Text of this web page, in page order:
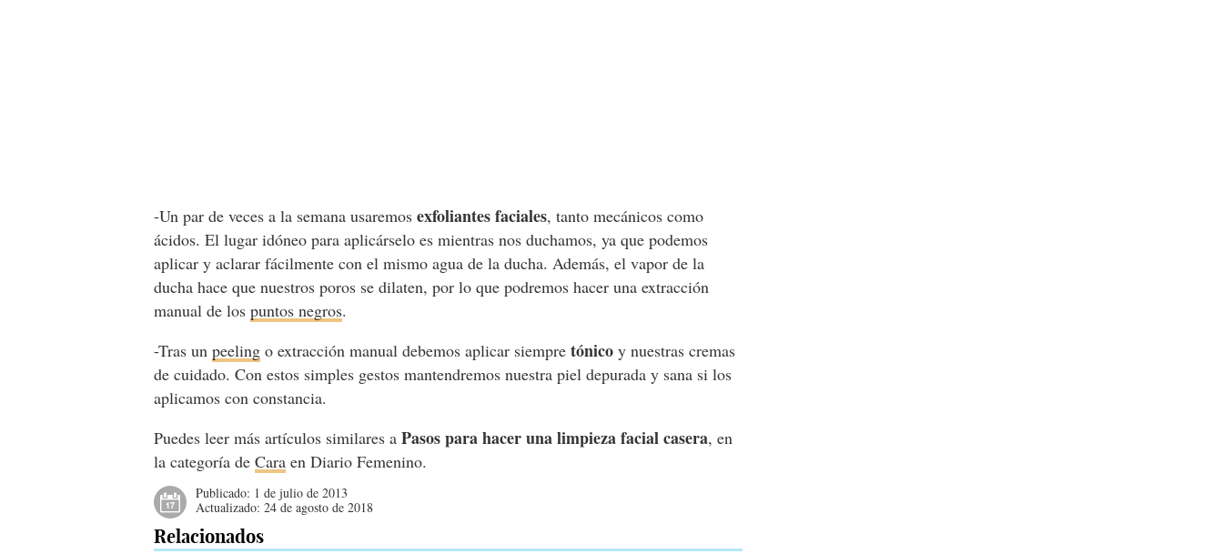
-Un par de veces a la semana usaremosexfoliantes faciales, tanto mecánicos como
ácidos. El lugar idóneo para aplicárselo es mientras nos duchamos, ya que podemos
aplicar y aclarar fácilmente con el mismo agua de la ducha. Además, el vapor de la
ducha hace que nuestros poros se dilaten, por lo que podremos hacer una extracción
manual de lospuntos negros.
-Tras unpeeling o extracción manual debemos aplicar siempretónico y nuestras cremas
de cuidado. Con estos simples gestos mantendremos nuestra piel depurada y sana si los
aplicamos con constancia.
Puedes leer más artículos similares aPasos para hacer una limpieza facial casera, en
la categoría deCara en Diario Femenino.
Publicado: 1 de julio de 2013
Actualizado:24 de agosto de 2018
Relacionados